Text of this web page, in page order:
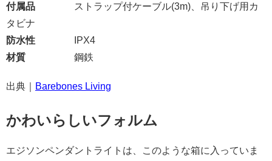
付属品
ストラップ付ケーブル(3m)、
吊り下げ用カ
タビナ
防水性 IPX4
材質 鋼鉄
出典｜ Barebones Living
かわいらしいフォルム
エジソンペンダントライトは、このような箱に入っていま